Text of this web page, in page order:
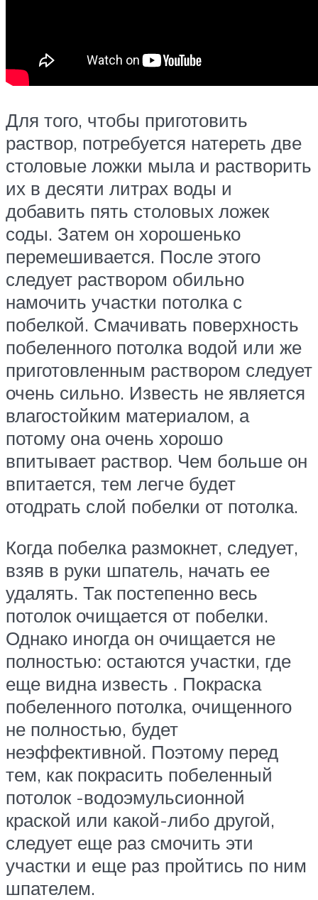
Для того, чтобы приготовить
раствор, потребуется натереть две
столовые ложки мыла и растворить
их в десяти литрах воды и
добавить пять столовых ложек
соды. Затем он хорошенько
перемешивается. После этого
следует раствором обильно
намочить участки потолка с
побелкой. Смачивать поверхность
побеленного потолка водой или же
приготовленным раствором следует
очень сильно. Известь не является
влагостойким материалом, а
потому она очень хорошо
впитывает раствор. Чем больше он
впитается, тем легче будет
отодрать слой побелки от потолка.
Когда побелка размокнет, следует,
взяв в руки шпатель, начать ее
удалять. Так постепенно весь
потолок очищается от побелки.
Однако иногда он очищается не
полностью: остаются участки, где
еще видна известь . Покраска
побеленного потолка, очищенного
не полностью, будет
неэффективной. Поэтому перед
тем, как покрасить побеленный
потолок -водоэмульсионной
краской или какой-либо другой,
следует еще раз смочить эти
участки и еще раз пройтись по ним
шпателем.